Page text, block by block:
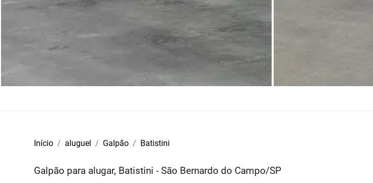
Início aluguel Galpão Batistini
Galpão para alugar, Batistini - São Bernardo do Campo/SP